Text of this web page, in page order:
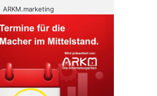
ARKM.marketing